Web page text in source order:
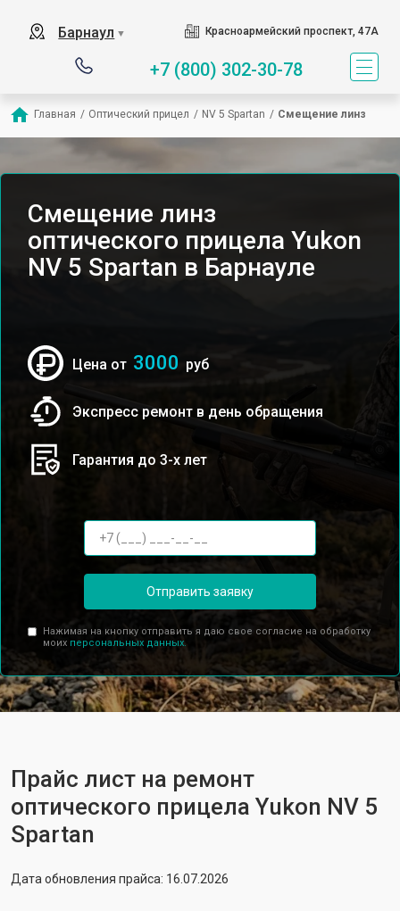
Барнаул ▼ Красноармейский проспект, 47А
+7 (800) 302-30-78
Главная / Оптический прицел / NV 5 Spartan / Смещение линз
Смещение линз
оптического прицела Yukon
NV 5 Spartan в Барнауле
Цена от 3000 руб
Экспресс ремонт в день обращения
Гарантия до 3-х лет
Отправить заявку
Нажимая на кнопку отправить я даю свое согласие на обработку
моих персональных данных.
Прайс лист на ремонт
оптического прицела Yukon NV 5
Spartan
Дата обновления прайса: 16.07.2026